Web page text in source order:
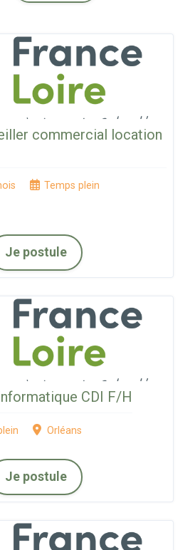
commercial location
Temps plein
Je postule
CDI F/H
Orléans
Je postule